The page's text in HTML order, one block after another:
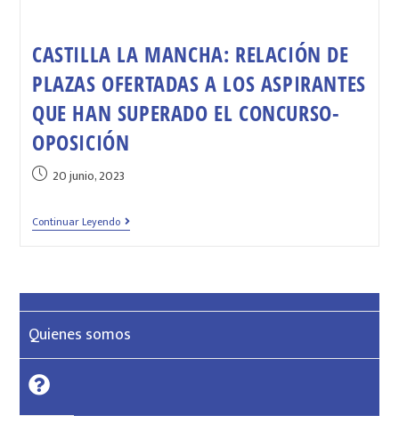
CASTILLA LA MANCHA: RELACIÓN DE
PLAZAS OFERTADAS A LOS ASPIRANTES
QUE HAN SUPERADO EL CONCURSO-
OPOSICIÓN
20 junio, 2023
Continuar Leyendo
Quienes somos